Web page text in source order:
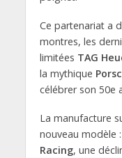
Ce partenariat a
montres, les
limitées TAG
la mythique
célébrer son 50e
La manufacture
nouveau modèle
Racing, une